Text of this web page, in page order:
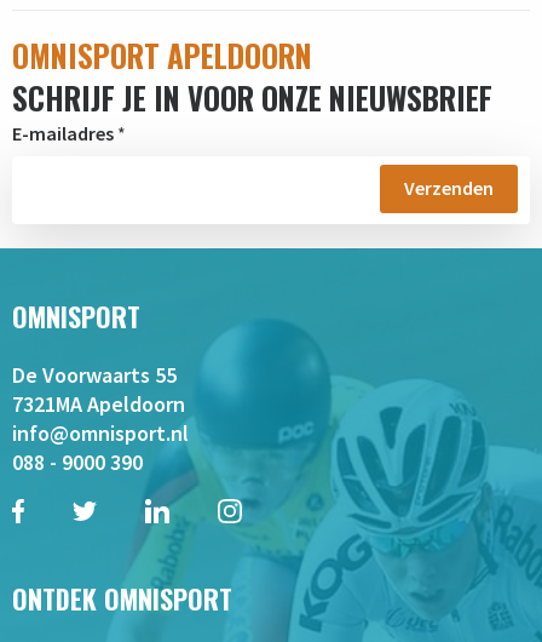
OMNISPORT APELDOORN
SCHRIJF JE IN VOOR ONZE NIEUWSBRIEF
E-mailadres *
OMNISPORT
De Voorwaarts 55
7321MA Apeldoorn
info@omnisport.nl
088 - 9000 390
ONTDEK OMNISPORT